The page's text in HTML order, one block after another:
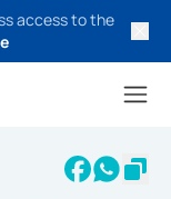
access to the